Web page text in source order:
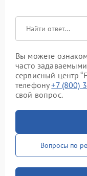
Вы можете
часто
сервисный центр
телефону+7 (800)
свой вопрос.
Вопросы по